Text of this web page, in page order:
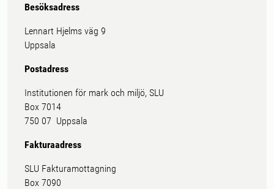
Besöksadress
Lennart Hjelms väg 9
Uppsala
Postadress
Institutionen för mark och miljö, SLU
Box 7014
750 07 Uppsala
Fakturaadress
SLU Fakturamottagning
Box 7090